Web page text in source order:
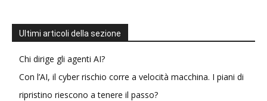
Ultimi articoli della sezione
Chi dirige gli agenti AI?
Con l’AI, il cyber rischio corre a velocità macchina. I piani di
ripristino riescono a tenere il passo?